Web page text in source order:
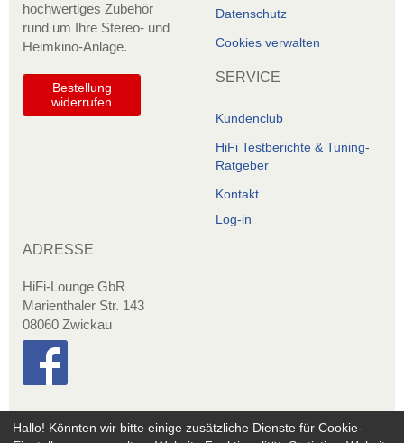
hochwertiges Zubehör
rund um Ihre Stereo- und
Heimkino-Anlage.
Bestellung
widerrufen
Datenschutz
Cookies verwalten
SERVICE
Kundenclub
HiFi Testberichte & Tuning-
Ratgeber
Kontakt
Log-in
ADRESSE
HiFi-Lounge GbR
Marienthaler Str. 143
08060 Zwickau
Copyright © 2020 - hifi-zubehoer.shop | *Alle Preis inkl. gesetzlicher
Hallo! Könnten wir bitte einige zusätzliche Dienste für Cookie-